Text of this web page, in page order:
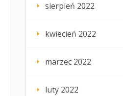
sierpień 2022
kwiecień 2022
marzec 2022
luty 2022